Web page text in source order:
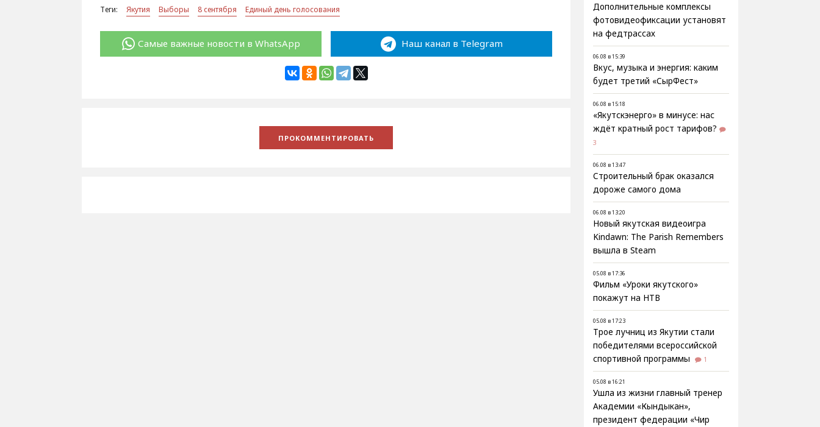
Теги: Якутия Выборы 8 сентября Единый день голосования
Самые важные новости в WhatsApp Наш канал в Telegram
Дополнительные комплексы
фотовидеофиксации установят
на федтрассах
06.08 в 15:39
Вкус, музыка и энергия: каким
будет третий «СырФест»
06.08 в 15:18
«Якутскэнерго» в минусе: нас
ждёт кратный рост тарифов?
3
06.08 в 13:47
Строительный брак оказался
дороже самого дома
06.08 в 13:20
Новый якутская видеоигра
Kindawn: The Parish Remembers
вышла в Steam
05.08 в 17:36
Фильм «Уроки якутского»
покажут на НТВ
05.08 в 17:23
Трое лучниц из Якутии стали
победителями всероссийской
спортивной программы
1
05.08 в 16:21
Ушла из жизни главный тренер
Академии «Кындыкан»,
президент федерации «Чир